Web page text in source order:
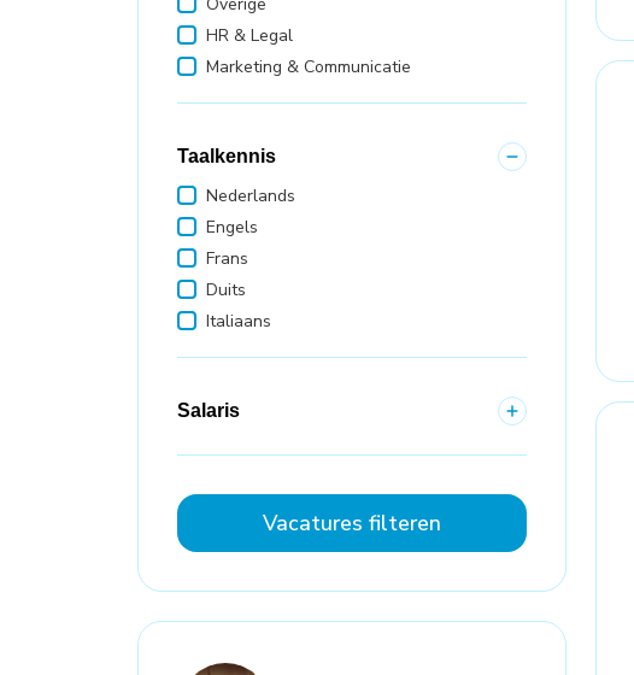
HR & Legal
Marketing & Communicatie
Taalkennis
Nederlands
Engels
Frans
Duits
Italiaans
Salaris
Vacatures filteren